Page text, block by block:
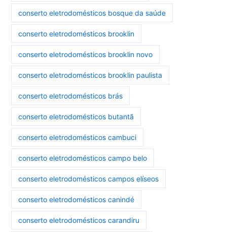
conserto eletrodomésticos bosque da saúde
conserto eletrodomésticos brooklin
conserto eletrodomésticos brooklin novo
conserto eletrodomésticos brooklin paulista
conserto eletrodomésticos brás
conserto eletrodomésticos butantã
conserto eletrodomésticos cambuci
conserto eletrodomésticos campo belo
conserto eletrodomésticos campos elíseos
conserto eletrodomésticos canindé
conserto eletrodomésticos carandiru